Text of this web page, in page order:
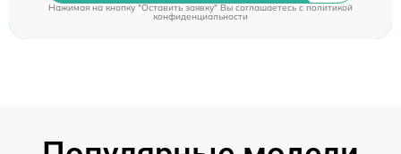
Нажимая на кнопку "Оставить заявку" Вы соглашаетесь cполитикой
конфиденциальности